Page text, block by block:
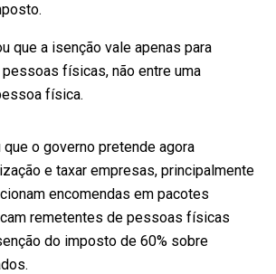
que a isenção vale apenas para
físicas, não entre uma
física.
o governo pretende agora
e taxar empresas, principalmente
encomendas em pacotes
remetentes de pessoas físicas
do imposto de 60% sobre